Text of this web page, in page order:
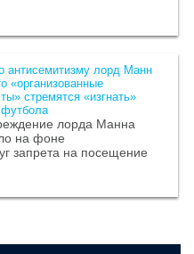
антисемитизму лорд Манн
«организованные
стремятся «изгнать»
лорда Манна
на фоне
запрета на посещение